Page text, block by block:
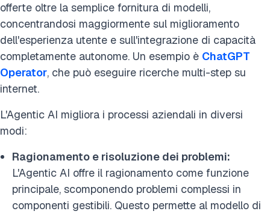
offerte oltre la semplice fornitura di modelli,
concentrandosi maggiormente sul miglioramento
dell'esperienza utente e sull'integrazione di capacità
completamente autonome. Un esempio è ChatGPT
Operator, che può eseguire ricerche multi-step su
internet.
L'Agentic AI migliora i processi aziendali in diversi
modi:
Ragionamento e risoluzione dei problemi:
L'Agentic AI offre il ragionamento come funzione
principale, scomponendo problemi complessi in
componenti gestibili. Questo permette al modello di